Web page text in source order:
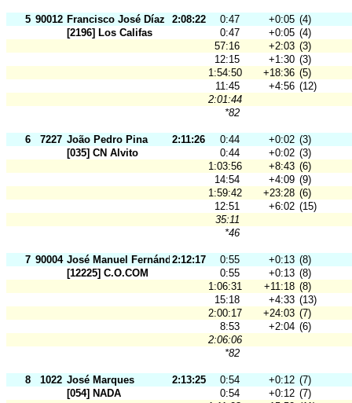
5 90012 Francisco José Díaz 2:08:22 0:47 +0:05 (4)
[2196] Los Califas
0:47 +0:05 (4)
57:16
+2:03 (3)
12:15
+1:30 (3)
1:54:50
+18:36 (5)
11:45
+4:56 (12)
2:01:44
*82
6 7227 João Pedro Pina 2:11:26 0:44 +0:02 (3)
[035] CN Alvito
0:44 +0:02 (3)
1:03:56
+8:43 (6)
14:54
+4:09 (9)
1:59:42
+23:28 (6)
12:51
+6:02 (15)
35:11
*46
7 90004 José Manuel Fernández2:12:17 0:55 +0:13 (8)
[12225] C.O.COM
0:55 +0:13 (8)
1:06:31
+11:18 (8)
15:18
+4:33 (13)
2:00:17
+24:03 (7)
8:53
+2:04 (6)
2:06:06
*82
8 1022 José Marques 2:13:25 0:54 +0:12 (7)
[054] NADA
0:54 +0:12 (7)